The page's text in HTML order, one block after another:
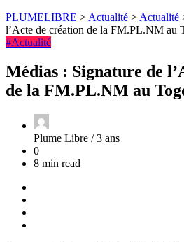
PLUMELIBRE > Actualité > Actualité
l’Acte de création de la FM.PL.NM au
#Actualité
Médias : Signature de
de la FM.PL.NM au
Plume Libre /3 ans
0
8 min read